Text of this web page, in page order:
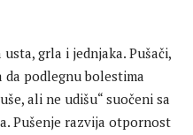
grla i jednjaka. Pušači,
podlegnu bolestima
ali ne udišu“ suočeni sa
Pušenje razvija otpornost